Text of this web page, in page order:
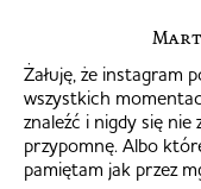
Żałuję, że instagram
wszystkich
znaleźć i nigdy się nie
przypomnę. Albo
pamiętam jak przez